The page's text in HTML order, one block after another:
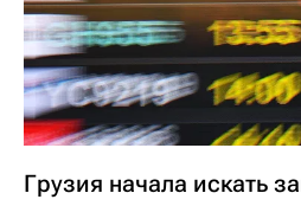
Грузия начала искать